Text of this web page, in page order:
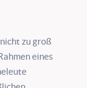
zu groß
eines